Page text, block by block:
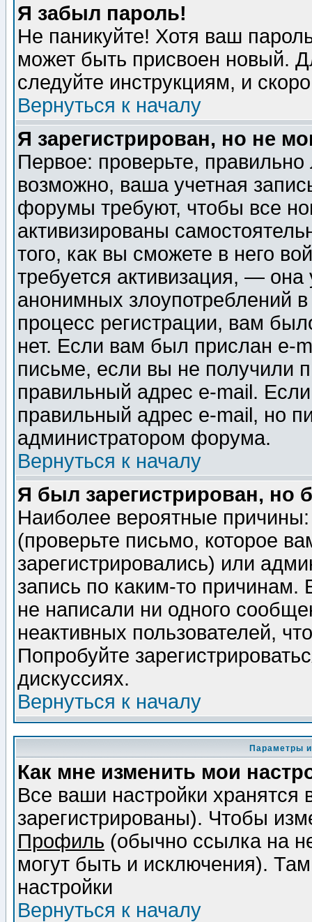
Я забыл пароль!
Не паникуйте! Хотя ваш
может быть присвоен новый.
следуйте инструкциям, и
Вернуться к началу
Я зарегистрирован, но не
Первое: проверьте,
возможно, ваша учетная
форумы требуют, чтобы все
активизированы
того, как вы сможете в него
требуется активизация, —
анонимных злоупотреблений
процесс регистрации, вам
нет. Если вам был прислан e-
письме, если вы не получили
правильный адрес e-mail.
правильный адрес e-mail, но
администратором форума.
Вернуться к началу
Я был зарегистрирован, но
Наиболее вероятные
(проверьте письмо, которое
зарегистрировались) или
запись по каким-то
не написали ни одного
неактивных пользователей,
Попробуйте
дискуссиях.
Вернуться к началу
Параметры
Как мне изменить мои
Все ваши настройки
зарегистрированы). Чтобы
Профиль (обычно ссылка на
могут быть и исключения).
настройки
Вернуться к началу